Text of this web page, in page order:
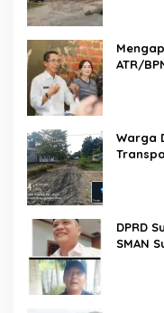
ATR/
Warga
DPRD
SMAN